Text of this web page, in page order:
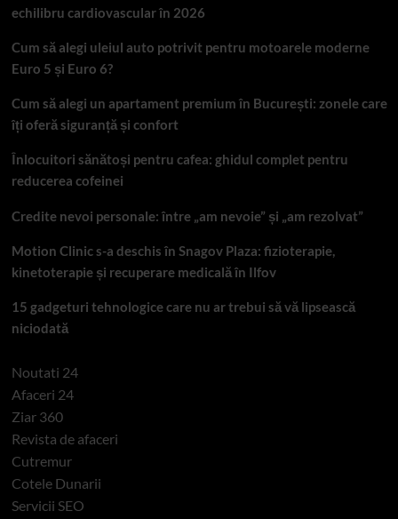
echilibru cardiovascular în 2026
Cum să alegi uleiul auto potrivit pentru motoarele moderne
Euro 5 și Euro 6?
Cum să alegi un apartament premium în București: zonele care
îți oferă siguranță și confort
Înlocuitori sănătoși pentru cafea: ghidul complet pentru
reducerea cofeinei
Credite nevoi personale: între „am nevoie” și „am rezolvat”
Motion Clinic s-a deschis în Snagov Plaza: fizioterapie,
kinetoterapie și recuperare medicală în Ilfov
15 gadgeturi tehnologice care nu ar trebui să vă lipsească
niciodată
Noutati 24
Afaceri 24
Ziar 360
Revista de afaceri
Cutremur
Cotele Dunarii
Servicii SEO